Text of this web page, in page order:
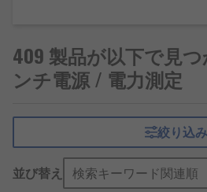
く、封じ込めが容易です。
細な回路への電力供給や熱
ます。その結果、エネルギー
するフィルタは物理的に大
電源は重量がかさみます。
スイッチング電源- 通常、
り適したオプションで、より
409 製品が以下で見
ンチ電源 / 電力測定
絞り込み
並び替え 検索キーワード関連順